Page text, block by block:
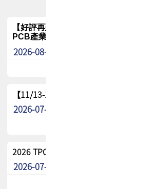
【好評再延長】PCB GPT 全面開
PCB產業專屬 AI 知識平台
2026-08-04
【11/13-15】2026 TPCA 百岳登頂_
2026-07-22
2026 TPCA中南區會員問卷暨7/31
2026-07-08